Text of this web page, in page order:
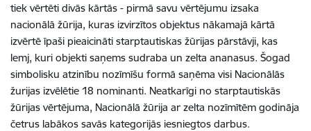
tiek vērtēti divās kārtās - pirmā savu vērtējumu izsaka
nacionālā žūrija, kuras izvirzītos objektus nākamajā kārtā
izvērtē īpaši pieaicināti starptautiskas žūrijas pārstāvji, kas
lemj, kuri objekti saņems sudraba un zelta ananasus. Šogad
simbolisku atzinību nozīmīšu formā saņēma visi Nacionālās
žurijas izvēlētie 18 nominanti. Neatkarīgi no starptautiskās
žūrijas vērtējuma, Nacionālā žūrija ar zelta nozīmītēm godināja
četrus labākos savās kategorijās iesniegtos darbus.